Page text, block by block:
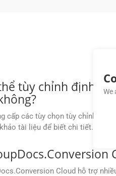
tùy chỉnh định
cấp các tùy chọn tùy chỉnh
tài liệu để biết chi tiết.
Cloud hỗ trợ
We